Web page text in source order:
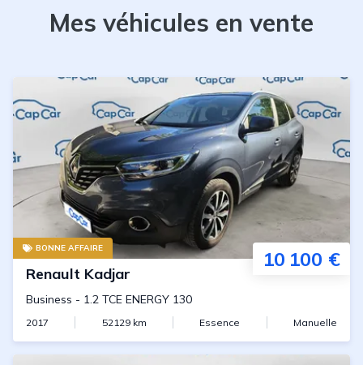
Mes véhicules en vente
BONNE AFFAIRE 10 100 €
Renault Kadjar
Business - 1.2 TCE ENERGY 130
2017 52129km Essence Manuelle